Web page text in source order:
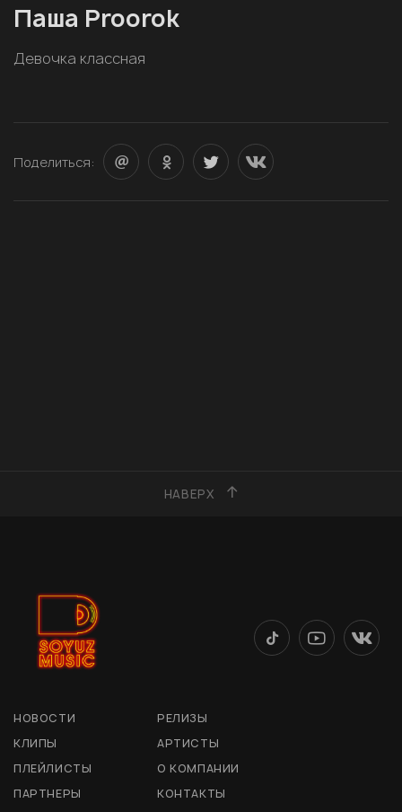
Паша Proorok
Девочка классная
Поделиться:
НАВЕРХ
НОВОСТИ
РЕЛИЗЫ
КЛИПЫ
АРТИСТЫ
ПЛЕЙЛИСТЫ
О КОМПАНИИ
ПАРТНЕРЫ
КОНТАКТЫ